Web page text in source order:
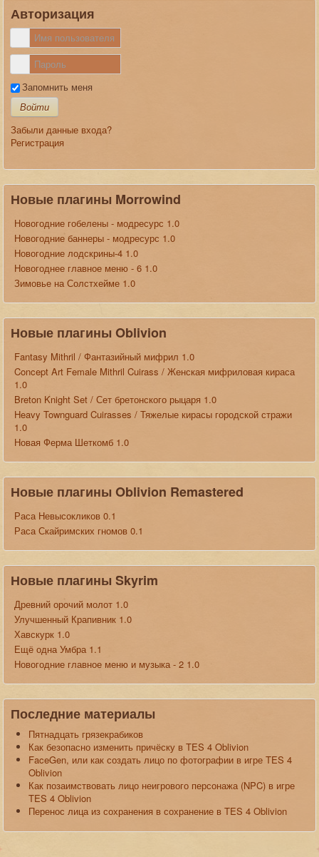
Авторизация
Запомнить меня
Войти
Забыли данные входа?
Регистрация
Новые плагины Morrowind
Новогодние гобелены - модресурс 1.0
Новогодние баннеры - модресурс 1.0
Новогодние лодскрины-4 1.0
Новогоднее главное меню - 6 1.0
Зимовье на Солстхейме 1.0
Новые плагины Oblivion
Fantasy Mithril / Фантазийный мифрил 1.0
Concept Art Female Mithril Cuirass / Женская мифриловая кираса
1.0
Breton Knight Set / Сет бретонского рыцаря 1.0
Heavy Townguard Cuirasses / Тяжелые кирасы городской стражи
1.0
Новая Ферма Шеткомб 1.0
Новые плагины Oblivion Remastered
Раса Невысокликов 0.1
Раса Скайримских гномов 0.1
Новые плагины Skyrim
Древний орочий молот 1.0
Улучшенный Крапивник 1.0
Хавскурк 1.0
Ещё одна Умбра 1.1
Новогодние главное меню и музыка - 2 1.0
Последние материалы
Пятнадцать грязекрабиков
Как безопасно изменить причёску в TES 4 Oblivion
FaceGen, или как создать лицо по фотографии в игре TES 4
Oblivion
Как позаимствовать лицо неигрового персонажа (NPC) в игре
TES 4 Oblivion
Перенос лица из сохранения в сохранение в TES 4 Oblivion